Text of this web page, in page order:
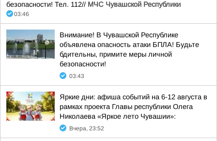
безопасности! Тел. 112// МЧС Чувашской Республики
03:46
Внимание! В Чувашской Республике
объявлена опасность атаки БПЛА! Будьте
бдительны, примите меры личной
безопасности!
03:43
Яркие дни: афиша событий на 6-12 августа в
рамках проекта Главы республики Олега
Николаева «Яркое лето Чувашии»:
Вчера, 23:52